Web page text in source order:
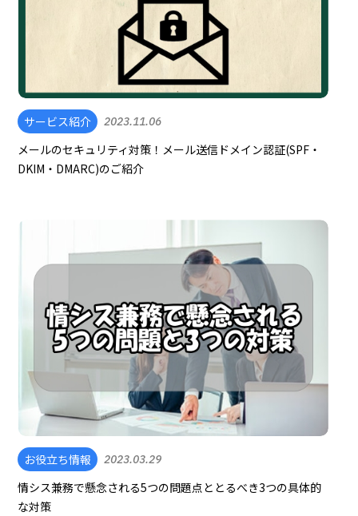
サービス紹介 2023.11.06
メールのセキュリティ対策！メール送信ドメイン認証(SPF・
DKIM・DMARC)のご紹介
お役立ち情報 2023.03.29
情シス兼務で懸念される5つの問題点ととるべき3つの具体的
な対策